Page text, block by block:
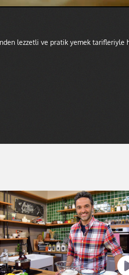
lezzetli ve pratik yemek tarifleriyle